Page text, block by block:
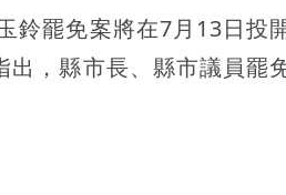
鈴罷免案將在7月13日投
，縣市長、縣市議員罷